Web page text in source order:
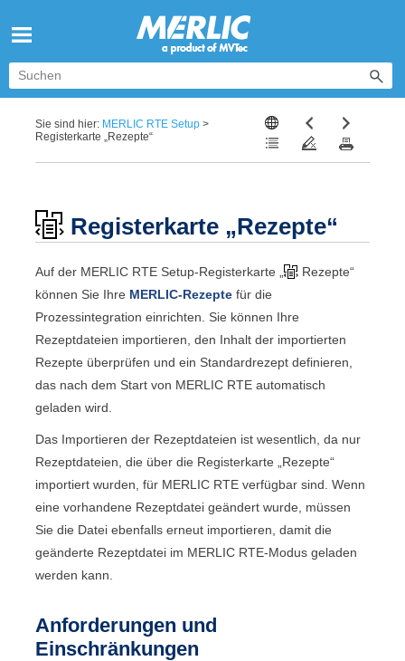
Sie sind hier: MERLIC RTE Setup >
Registerkarte „Rezepte“
Registerkarte „Rezepte“
Auf der MERLIC RTE Setup-Registerkarte „ Rezepte“
können Sie Ihre MERLIC-Rezepte für die
Prozessintegration einrichten. Sie können Ihre
Rezeptdateien importieren, den Inhalt der importierten
Rezepte überprüfen und ein Standardrezept definieren,
das nach dem Start von MERLIC RTE automatisch
geladen wird.
Das Importieren der Rezeptdateien ist wesentlich, da nur
Rezeptdateien, die über die Registerkarte „ Rezepte“
importiert wurden, für MERLIC RTE verfügbar sind. Wenn
eine vorhandene Rezeptdatei geändert wurde, müssen
Sie die Datei ebenfalls erneut importieren, damit die
geänderte Rezeptdatei im MERLIC RTE-Modus geladen
werden kann.
Anforderungen und
Einschränkungen